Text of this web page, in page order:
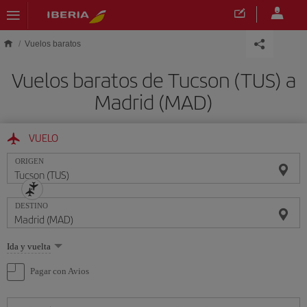
Saltar al contenido principal
Vuelos baratos
Vuelos baratos de Tucson (TUS) a
Madrid (MAD)
VUELO
ORIGEN
DESTINO
Seleccione
una
opción
Ida y vuelta
Pagar con Avios